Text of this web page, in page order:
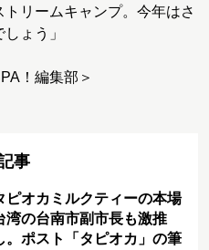
リームキャンプ。今年はさ
ょう」
！編集部＞
事
ピオカミルクティーの本場
湾の台南市副市長も激推
。ポスト「タピオカ」の筆